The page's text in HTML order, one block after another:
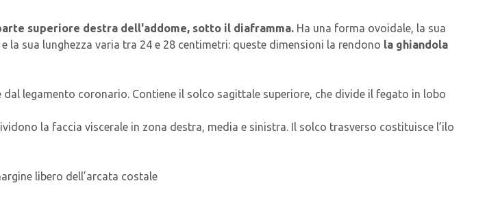
superiore destra dell'addome, sotto il diaframma. Ha una forma ovoidale, la sua
sua lunghezza varia tra 24 e 28 centimetri: queste dimensioni la rendono la ghiandola
legamento coronario. Contiene il solco sagittale superiore, che divide il fegato in lobo
la faccia viscerale in zona destra, media e sinistra. Il solco trasverso costituisce l’ilo
libero dell’arcata costale